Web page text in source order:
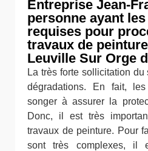
Entreprise Jean-
personne ayant
requises pour
travaux de
Leuville Sur Orge
La très forte sollicitation
dégradations. En fait,
songer à assurer la
Donc, il est très
travaux de peinture. Pour
sont très complexes, il